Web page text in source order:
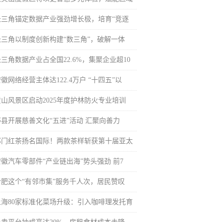
角锚定数据产业强劲增长极，培育“竞逐
角以制度创新构建“数三角”，破解一体
角数据产业占全国22.6%，集聚企业超10
网络经营主体达122.4万户 “十四五”以
风景区启动2025年度护林防火专业培训
开展慈善文化“五进”活动 汇聚向善力
红茶扬名国际！两款茶样斩获第十届亚太
汽车零部件“产业链出海”势头强劲 前7
这个“有邻市集”服务千人次，居民赞叹
80家标准化菜场升级：引入咖啡理发托育